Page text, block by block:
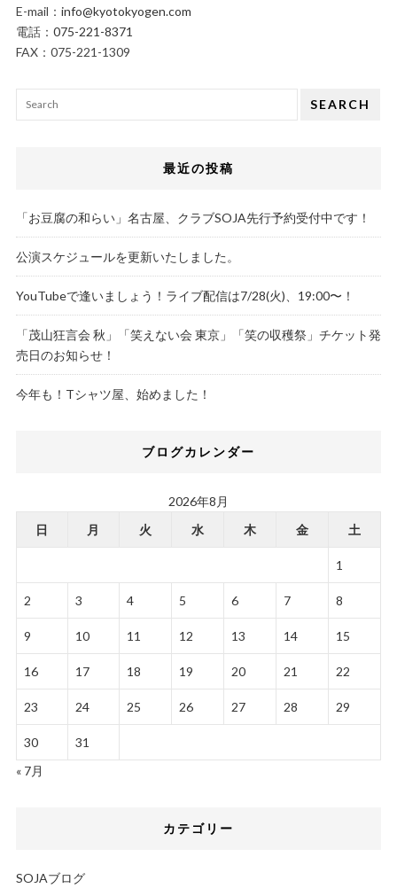
E-mail： info@kyotokyogen.com
電話： 075-221-8371
FAX：075-221-1309
SEARCH
最近の投稿
「お豆腐の和らい」名古屋、クラブSOJA先行予約受付中です！
公演スケジュールを更新いたしました。
YouTubeで逢いましょう！ライブ配信は7/28(火)、19:00〜！
「茂山狂言会 秋」「笑えない会 東京」「笑の収穫祭」チケット発
売日のお知らせ！
今年も！Tシャツ屋、始めました！
ブログカレンダー
2026年8月
日
月 火 水 木 金 土
1
2 3 4 5 6 7 8
9 10 11 12 13 14 15
16 17 18 19 20 21 22
23 24 25 26 27 28 29
30
31
« 7月
カテゴリー
SOJAブログ